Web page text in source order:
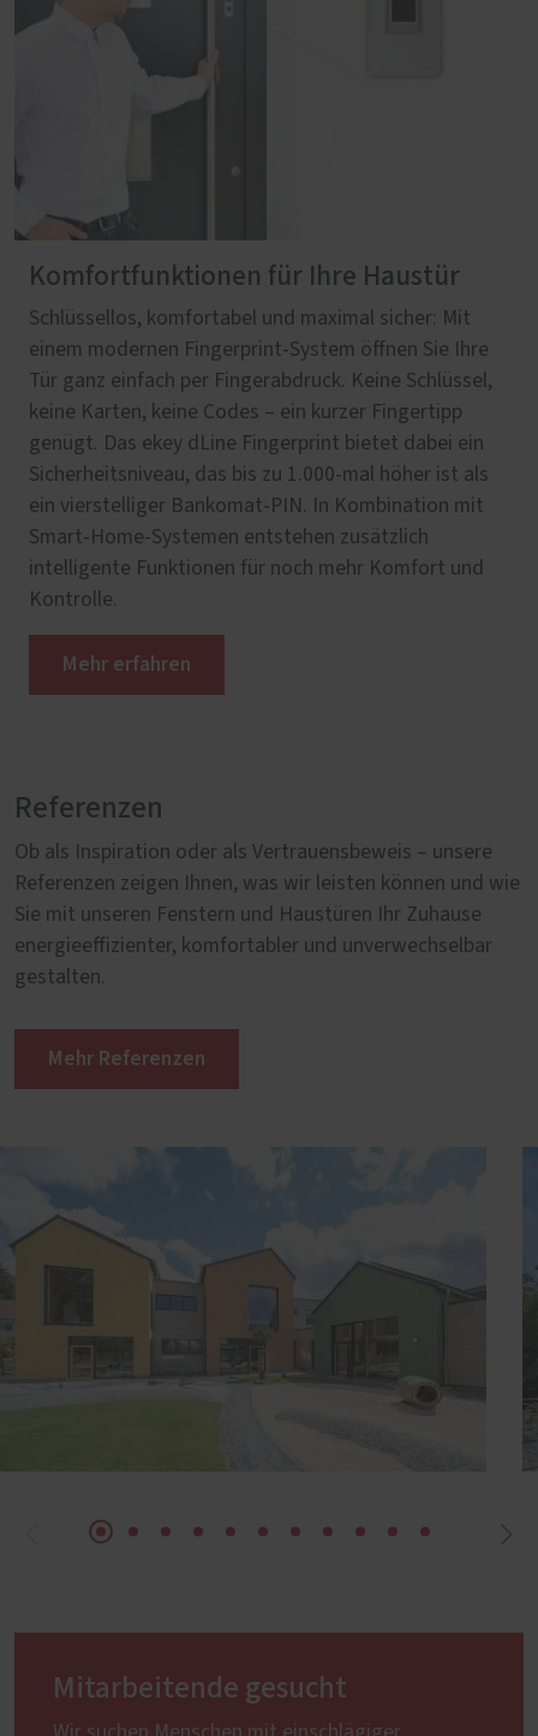
Komfortfunktionen für Ihre Haustür
Schlüssellos, komfortabel und maximal sicher: Mit
einem modernen Fingerprint-System öffnen Sie Ihre
Tür ganz einfach per Fingerabdruck. Keine Schlüssel,
keine Karten, keine Codes – ein kurzer Fingertipp
genügt. Das ekey dLine Fingerprint bietet dabei ein
Sicherheitsniveau, das bis zu 1.000-mal höher ist als
ein vierstelliger Bankomat-PIN. In Kombination mit
Smart-Home-Systemen entstehen zusätzlich
intelligente Funktionen für noch mehr Komfort und
Kontrolle.
Mehr erfahren
Referenzen
Ob als Inspiration oder als Vertrauensbeweis – unsere
Referenzen zeigen Ihnen, was wir leisten können und wie
Sie mit unseren Fenstern und Haustüren Ihr Zuhause
energieeffizienter, komfortabler und unverwechselbar
gestalten.
Mehr Referenzen
Mitarbeitende gesucht